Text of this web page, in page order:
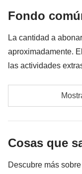
Todo lo que no
Fondo
La cantidad a
aproximadamente.
las actividades
anteriormente; por
puede ser
devolverá la
Posibles
'incluido'en el
han acordado
pagadas con
Cosas que
Descubre más